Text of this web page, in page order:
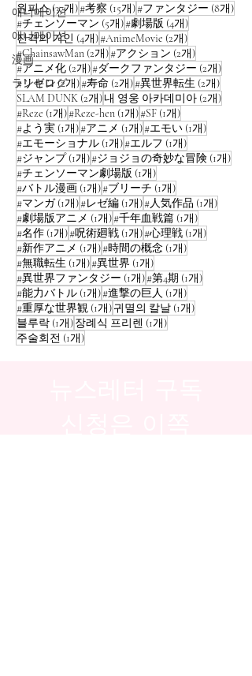
애니메이션
애니메이션
漫画
ランキング
원피스 (37개)게시물 37개
#考察 (15개)게시물 15개
#ファンタジー (8개)게
#チェンソーマン (5개)게시물 5개
#劇場版 (4개)게시물 4개
진격의 거인 (4개)게시물 4개
#AnimeMovie (2개)게시물 2개
#ChainsawMan (2개)게시물 2개
#アクション (2개)게시물 2개
#アニメ化 (2개)게시물 2개
#ダークファンタジー (2개)게시물
#リゼロ(2개)게시물 2개
#寿命 (2개)게시물 2개
#異世界転生 (2개)게시물
SLAM DUNK (2개)게시물 2개
내 영웅 아카데미아 (2개)게시물
#Reze (1개)게시물 1개
#Reze-hen (1개)게시물 1개
#SF (1개)게시물 1개
#よう実 (1개)게시물 1개
#アニメ (1개)게시물 1개
#エモい (1개)게시물 1개
#エモーショナル (1개)게시물 1개
#エルフ (1개)게시물 1개
#ジャンプ (1개)게시물 1개
#ジョジョの奇妙な冒険 (1개)게시
#チェンソーマン劇場版 (1개)게시물 1개
#バトル漫画 (1개)게시물 1개
#ブリーチ (1개)게시물 1개
#マンガ (1개)게시물 1개
#レゼ編 (1개)게시물 1개
#人気作品 (1개)게시물
#劇場版アニメ (1개)게시물 1개
#千年血戦篇 (1개)게시물 1개
#名作 (1개)게시물 1개
#呪術廻戦 (1개)게시물 1개
#心理戦 (1개)게시물 1개
#新作アニメ (1개)게시물 1개
#時間の概念 (1개)게시물 1개
#無職転生 (1개)게시물 1개
#異世界 (1개)게시물 1개
#異世界ファンタジー (1개)게시물 1개
#第4期 (1개)게시물 1개
#能力バトル (1개)게시물 1개
#進撃の巨人 (1개)게시물 1개
#重厚な世界観 (1개)게시물 1개
귀멸의 칼날 (1개)게시물 1개
블루락 (1개)게시물 1개
장례식 프리렌 (1개)게시물 1개
주술회전 (1개)게시물 1개